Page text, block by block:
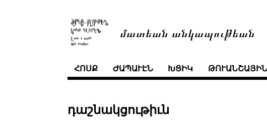
մատեան անկապութեան
ՀՈՍՔ ԺԱՊԱՒԷՆ ԽՑԻԿ ԹՈՒԱՆՇԱՅԻՆ
դաշնակցութիւն